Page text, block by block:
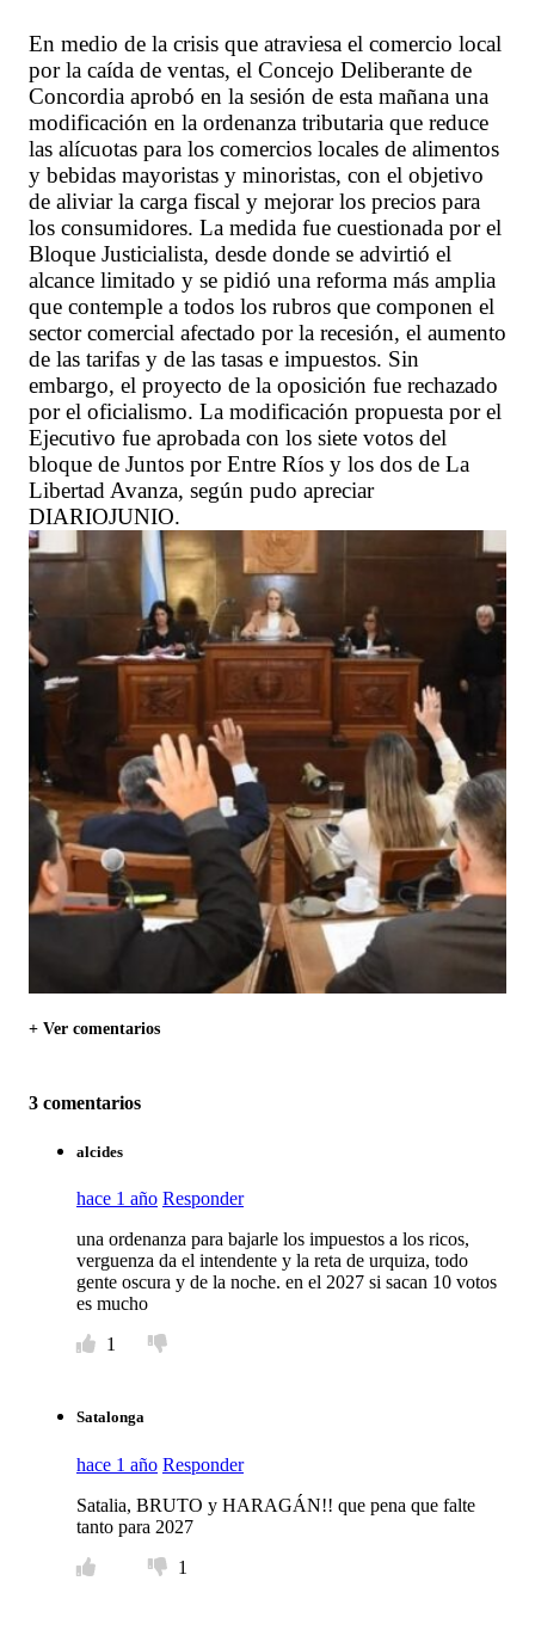
En medio de la crisis que atraviesa el comercio local
por la caída de ventas, el Concejo Deliberante de
Concordia aprobó en la sesión de esta mañana una
modificación en la ordenanza tributaria que reduce
las alícuotas para los comercios locales de alimentos
y bebidas mayoristas y minoristas, con el objetivo
de aliviar la carga fiscal y mejorar los precios para
los consumidores. La medida fue cuestionada por el
Bloque Justicialista, desde donde se advirtió el
alcance limitado y se pidió una reforma más amplia
que contemple a todos los rubros que componen el
sector comercial afectado por la recesión, el aumento
de las tarifas y de las tasas e impuestos. Sin
embargo, el proyecto de la oposición fue rechazado
por el oficialismo. La modificación propuesta por el
Ejecutivo fue aprobada con los siete votos del
bloque de Juntos por Entre Ríos y los dos de La
Libertad Avanza, según pudo apreciar
DIARIOJUNIO.
+ Ver comentarios
3 comentarios
alcides
hace 1 año Responder
una ordenanza para bajarle los impuestos a los ricos,
verguenza da el intendente y la reta de urquiza, todo
gente oscura y de la noche. en el 2027 si sacan 10 votos
es mucho
1
Satalonga
hace 1 año Responder
Satalia, BRUTO y HARAGÁN!! que pena que falte
tanto para 2027
1